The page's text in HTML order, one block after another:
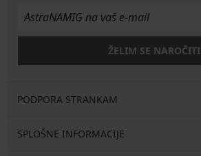
ŽELIM SE NAROČITI
PODPORA STRANKAM
SPLOŠNE INFORMACIJE